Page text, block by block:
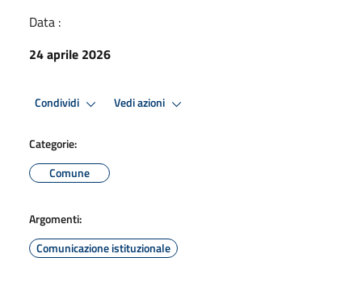
Data :
24 aprile 2026
Condividi Vedi azioni
Categorie:
Comune
Argomenti:
Comunicazione istituzionale